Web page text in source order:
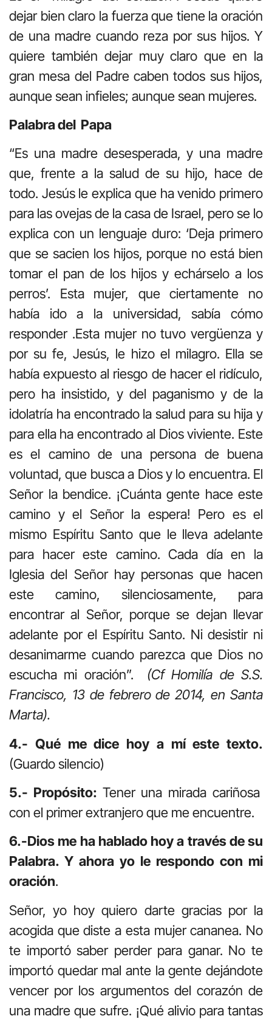
dejar bien claro la fuerza que tiene la oración
de una madre cuando reza por sus hijos. Y
quiere también dejar muy claro que en la
gran mesa del Padre caben todos sus hijos,
aunque sean infieles; aunque sean mujeres.
Palabra del Papa
“Es una madre desesperada, y una madre
que, frente a la salud de su hijo, hace de
todo. Jesús le explica que ha venido primero
para las ovejas de la casa de Israel, pero se lo
explica con un lenguaje duro: ‘Deja primero
que se sacien los hijos, porque no está bien
tomar el pan de los hijos y echárselo a los
perros’. Esta mujer, que ciertamente no
había ido a la universidad, sabía cómo
responder .Esta mujer no tuvo vergüenza y
por su fe, Jesús, le hizo el milagro. Ella se
había expuesto al riesgo de hacer el ridículo,
pero ha insistido, y del paganismo y de la
idolatría ha encontrado la salud para su hija y
para ella ha encontrado al Dios viviente. Este
es el camino de una persona de buena
voluntad, que busca a Dios y lo encuentra. El
Señor la bendice. ¡Cuánta gente hace este
camino y el Señor la espera! Pero es el
mismo Espíritu Santo que le lleva adelante
para hacer este camino. Cada día en la
Iglesia del Señor hay personas que hacen
este camino, silenciosamente, para
encontrar al Señor, porque se dejan llevar
adelante por el Espíritu Santo. Ni desistir ni
desanimarme cuando parezca que Dios no
escucha mi oración”. (Cf Homilía de S.S.
Francisco, 13 de febrero de 2014, en Santa
Marta).
4.- Qué me dice hoy a mí este texto.
(Guardo silencio)
5.- Propósito: Tener una mirada cariñosa
con el primer extranjero que me encuentre.
6.-Dios me ha hablado hoy a través de su
Palabra. Y ahora yo le respondo con mi
oración.
Señor, yo hoy quiero darte gracias por la
acogida que diste a esta mujer cananea. No
te importó saber perder para ganar. No te
importó quedar mal ante la gente dejándote
vencer por los argumentos del corazón de
una madre que sufre. ¡Qué alivio para tantas